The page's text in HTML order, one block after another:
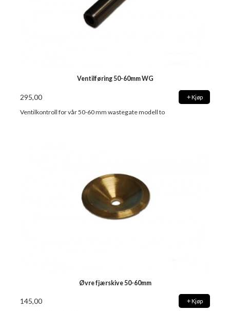
Ventilføring 50-60mm WG
295,00 Kjøp
Ventilkontroll for vår 50-60 mm wastegate modell to
Øvre fjærskive 50-60mm
145,00 Kjøp